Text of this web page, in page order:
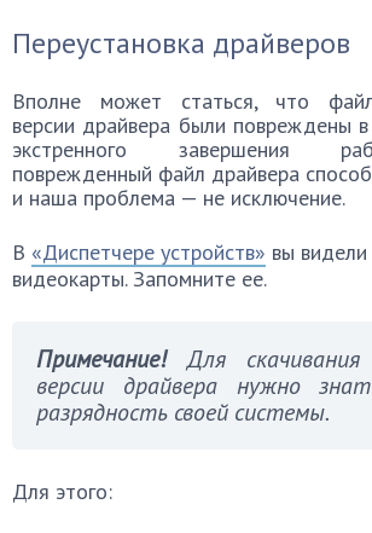
Переустановка драйверов
Вполне может статься, что
версии драйвера были повреждены
экстренного завершения
поврежденный файл драйвера
и наша проблема — не исключение.
В «Диспетчере устройств» вы
видеокарты. Запомните ее.
Примечание!
Для
версии драйвера нужно
разрядность своей системы.
Для этого: